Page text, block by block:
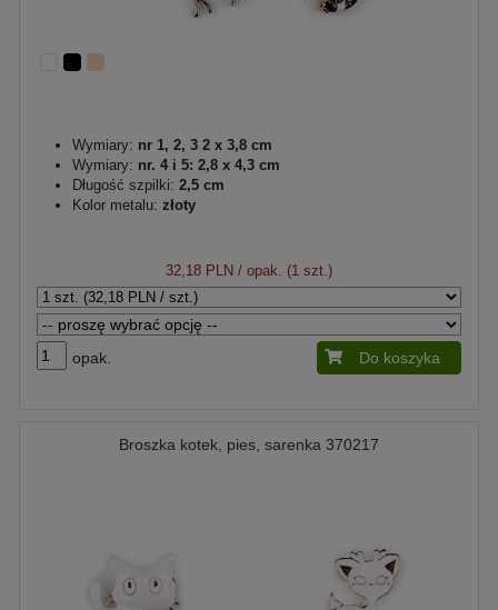
Wymiary: nr 1, 2, 3 2 x 3,8 cm
Wymiary: nr. 4 i 5: 2,8 x 4,3 cm
Długość szpilki: 2,5 cm
Kolor metalu: złoty
32,18 PLN / opak. (1 szt.)
opak. Do koszyka
Broszka kotek, pies, sarenka 370217